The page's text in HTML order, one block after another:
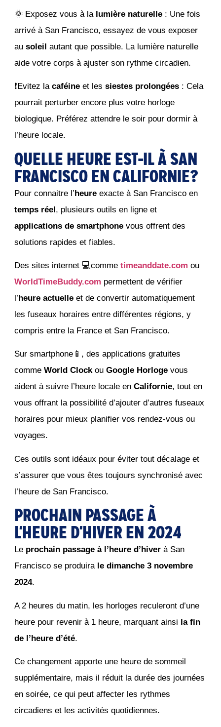
🌞 Exposez vous à la lumière naturelle: Une fois
arrivé à San Francisco, essayez de vous exposer
au soleil autant que possible. La lumière naturelle
aide votre corps à ajuster son rythme circadien.
❗Evitez la caféineet les siestes prolongées: Cela
pourrait perturber encore plus votre horloge
biologique. Préférez attendre le soir pour dormir à
l’heure locale.
QUELLE HEURE EST-IL À SAN
FRANCISCO EN CALIFORNIE?
Pour connaitre l’heureexacte à San Francisco en
temps réel, plusieurs outils en ligne et
applications de smartphonevous offrent des
solutions rapides et fiables.
Des sites internet 💻comme timeanddate.com ou
WorldTimeBuddy.com permettent de vérifier
l’heure actuelleet de convertir automatiquement
les fuseaux horaires entre différentes régions, y
compris entre la France et San Francisco.
Sur smartphone📱, des applications gratuites
comme World Clockou Google Horlogevous
aident à suivre l’heure locale en Californie, tout en
vous offrant la possibilité d’ajouter d’autres fuseaux
horaires pour mieux planifier vos rendez-vous ou
voyages.
Ces outils sont idéaux pour éviter tout décalage et
s’assurer que vous êtes toujours synchronisé avec
l’heure de San Francisco.
PROCHAIN PASSAGE À
L'HEURE D'HIVER EN 2024
Le prochain passage à l’heure d’hiverà San
Francisco se produira le dimanche 3 novembre
2024.
A 2 heures du matin, les horloges reculeront d’une
heure pour revenir à 1 heure, marquant ainsi la fin
de l’heure d’été.
Ce changement apporte une heure de sommeil
supplémentaire, mais il réduit la durée des journées
en soirée, ce qui peut affecter les rythmes
circadiens et les activités quotidiennes.